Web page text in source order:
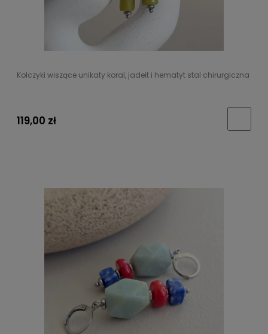
Kolczyki wiszące unikaty koral, jadeit i hematyt stal chirurgiczna
119,00 zł